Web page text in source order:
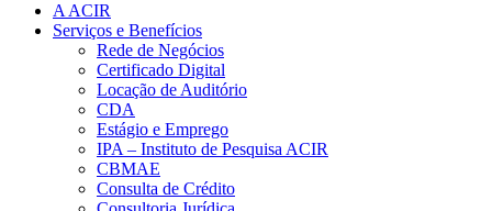
A ACIR
Serviços e Benefícios
Rede de Negócios
Certificado Digital
Locação de Auditório
CDA
Estágio e Emprego
IPA – Instituto de Pesquisa ACIR
CBMAE
Consulta de Crédito